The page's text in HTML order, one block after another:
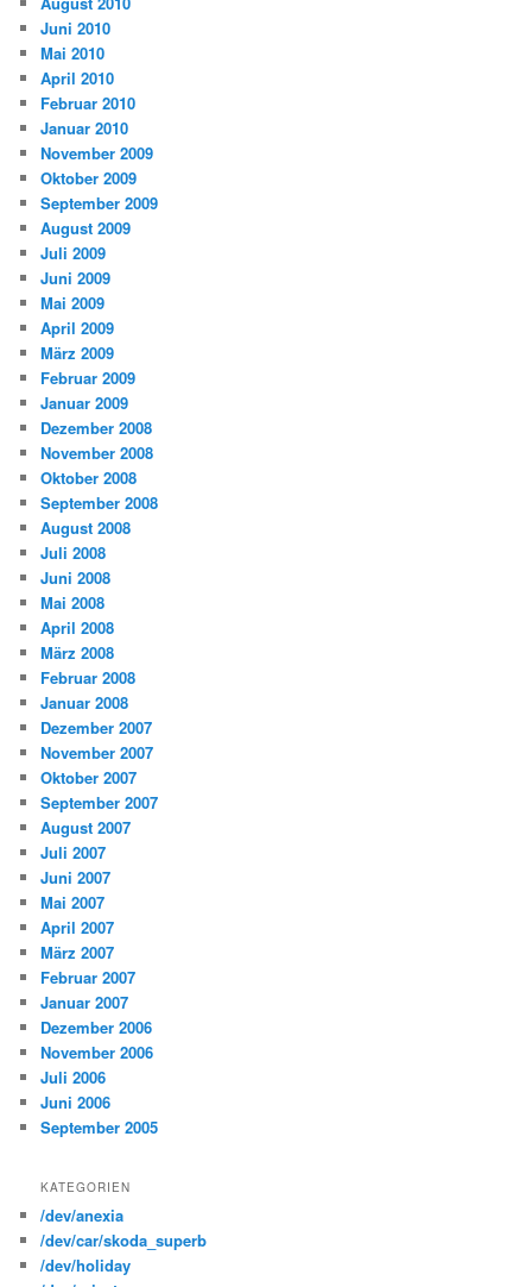
Juni 2010
Mai 2010
April 2010
Februar 2010
Januar 2010
November 2009
Oktober 2009
September 2009
August 2009
Juli 2009
Juni 2009
Mai 2009
April 2009
März 2009
Februar 2009
Januar 2009
Dezember 2008
November 2008
Oktober 2008
September 2008
August 2008
Juli 2008
Juni 2008
Mai 2008
April 2008
März 2008
Februar 2008
Januar 2008
Dezember 2007
November 2007
Oktober 2007
September 2007
August 2007
Juli 2007
Juni 2007
Mai 2007
April 2007
März 2007
Februar 2007
Januar 2007
Dezember 2006
November 2006
Juli 2006
Juni 2006
September 2005
KATEGORIEN
/dev/anexia
/dev/car/skoda_superb
/dev/holiday